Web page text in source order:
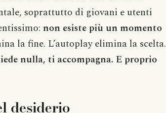
soprattutto di giovani e utenti
non esiste più un momento
la fine. L’autoplay elimina la scelta.
nulla, ti accompagna. E proprio
desiderio